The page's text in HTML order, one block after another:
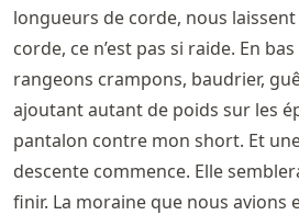
longueurs de corde, nous laissent
corde, ce n’est pas si raide. En
rangeons crampons, baudrier,
ajoutant autant de poids sur les
pantalon contre mon short. Et
descente commence. Elle
finir. La moraine que nous avions